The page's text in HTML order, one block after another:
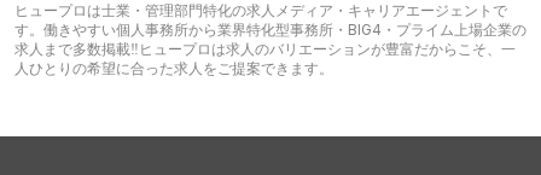
ヒュープロは士業・管理部門特化の求人メディア・キャリアエージェントで
す。働きやすい個人事務所から業界特化型事務所・BIG4・プライム上場企業の
求人まで多数掲載‼︎ヒュープロは求人のバリエーションが豊富だからこそ、一
人ひとりの希望に合った求人をご提案できます。